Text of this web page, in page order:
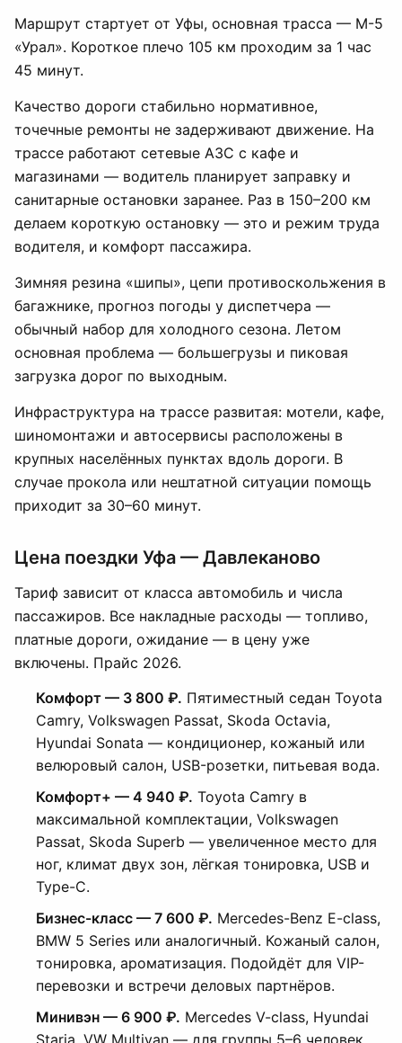
Маршрут стартует от Уфы, основная трасса — М-5
«Урал». Короткое плечо 105 км проходим за 1 час
45 минут.
Качество дороги стабильно нормативное,
точечные ремонты не задерживают движение. На
трассе работают сетевые АЗС с кафе и
магазинами — водитель планирует заправку и
санитарные остановки заранее. Раз в 150–200 км
делаем короткую остановку — это и режим труда
водителя, и комфорт пассажира.
Зимняя резина «шипы», цепи противоскольжения в
багажнике, прогноз погоды у диспетчера —
обычный набор для холодного сезона. Летом
основная проблема — большегрузы и пиковая
загрузка дорог по выходным.
Инфраструктура на трассе развитая: мотели, кафе,
шиномонтажи и автосервисы расположены в
крупных населённых пунктах вдоль дороги. В
случае прокола или нештатной ситуации помощь
приходит за 30–60 минут.
Цена поездки Уфа — Давлеканово
Тариф зависит от класса автомобиль и числа
пассажиров. Все накладные расходы — топливо,
платные дороги, ожидание — в цену уже
включены. Прайс 2026.
Комфорт — 3 800 ₽. Пятиместный седан Toyota
Camry, Volkswagen Passat, Skoda Octavia,
Hyundai Sonata — кондиционер, кожаный или
велюровый салон, USB-розетки, питьевая вода.
Комфорт+ — 4 940 ₽. Toyota Camry в
максимальной комплектации, Volkswagen
Passat, Skoda Superb — увеличенное место для
ног, климат двух зон, лёгкая тонировка, USB и
Type-C.
Бизнес-класс — 7 600 ₽. Mercedes-Benz E-class,
BMW 5 Series или аналогичный. Кожаный салон,
тонировка, ароматизация. Подойдёт для VIP-
перевозки и встречи деловых партнёров.
Минивэн — 6 900 ₽. Mercedes V-class, Hyundai
Staria, VW Multivan — для группы 5–6 человек